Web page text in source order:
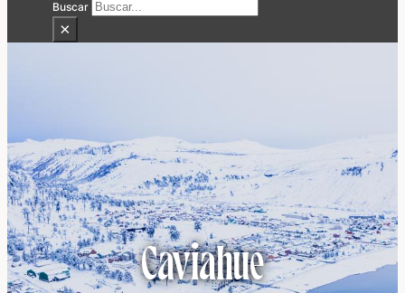
Buscar
×
Caviahue